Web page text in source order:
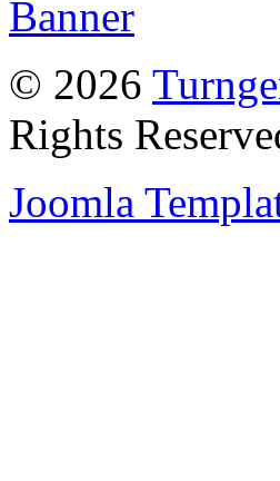
© 2026
Rights
Joomla